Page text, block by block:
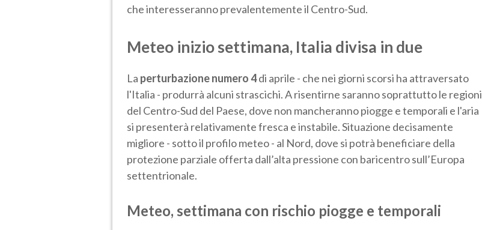
che interesseranno prevalentemente il Centro-Sud.
Meteo inizio settimana, Italia divisa in due
La perturbazione numero 4di aprile - che nei giorni scorsi ha attraversato
l'Italia - produrrà alcuni strascichi. A risentirne saranno soprattutto le regioni
del Centro-Sud del Paese, dove non mancheranno piogge e temporali e l'aria
si presenterà relativamente fresca e instabile. Situazione decisamente
migliore - sotto il profilo meteo - al Nord, dove si potrà beneficiare della
protezione parziale offerta dall’alta pressione con baricentro sull’Europa
settentrionale.
Meteo, settimana con rischio piogge e temporali